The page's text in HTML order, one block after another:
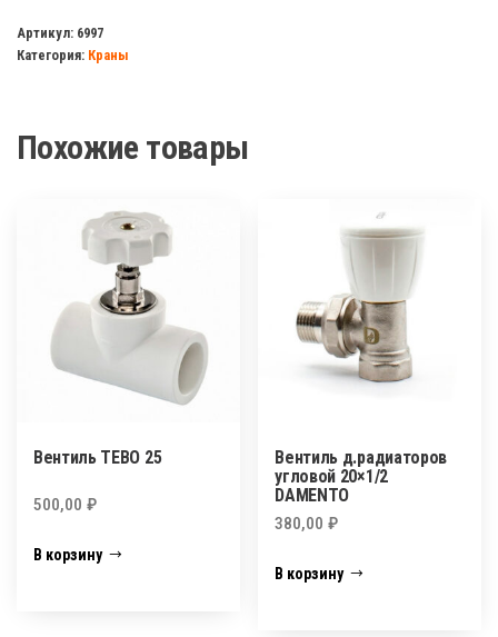
рр
32
Артикул: 6997
Категория: Краны
Похожие товары
Вентиль TEBO 25
500,00 ₽
В корзину
Вентиль д.радиаторов
угловой 20×1/2
DAMENTO
380,00₽
В корзину